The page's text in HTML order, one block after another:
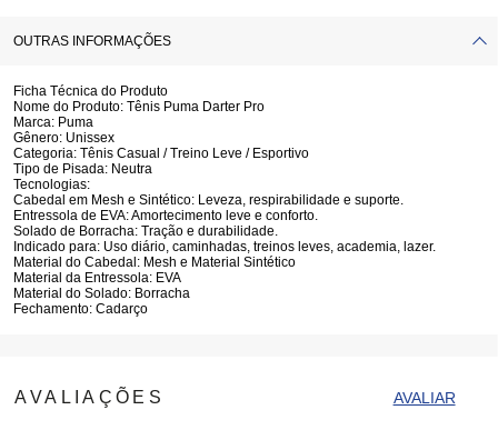
OUTRAS INFORMAÇÕES
Ficha Técnica do Produto
Nome do Produto: Tênis Puma Darter Pro
Marca: Puma
Gênero: Unissex
Categoria: Tênis Casual / Treino Leve / Esportivo
Tipo de Pisada: Neutra
Tecnologias:
Cabedal em Mesh e Sintético: Leveza, respirabilidade e suporte.
Entressola de EVA:Amortecimento leve e conforto.
Solado de Borracha: Tração e durabilidade.
Indicado para: Uso diário, caminhadas, treinos leves, academia, lazer.
Material do Cabedal: Mesh e Material Sintético
Material da Entressola: EVA
Material do Solado: Borracha
Fechamento: Cadarço